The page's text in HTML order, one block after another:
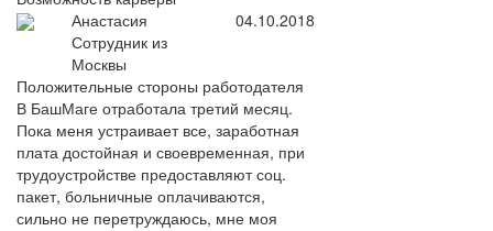
Анастасия
Сотрудник из
Москвы
04.10.2018
Положительные стороны работодателя
В БашМаге отработала третий месяц.
Пока меня устраивает все, заработная
плата достойная и своевременная, при
трудоустройстве предоставляют соц.
пакет, больничные оплачиваются,
сильно не перетруждаюсь, мне моя